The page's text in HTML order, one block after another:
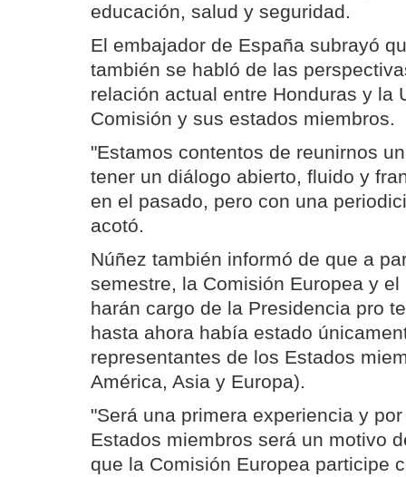
educación, salud y seguridad.
El embajador de España subrayó
también se habló de las
relación actual entre Honduras y la
Comisión y sus estados miembros.
"Estamos contentos de reunirnos
tener un diálogo abierto, fluido y
en el pasado, pero con una
acotó.
Núñez también informó de que a
semestre, la Comisión Europea y
harán cargo de la Presidencia pro
hasta ahora había estado
representantes de los Estados
América, Asia y Europa).
"Será una primera experiencia y
Estados miembros será un motivo
que la Comisión Europea participe